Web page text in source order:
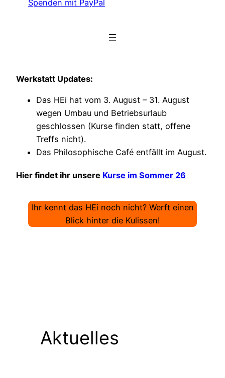
Spenden mit PayPal
Werkstatt Updates:
Das HEi hat vom 3. August – 31. August
wegen Umbau und Betriebsurlaub
geschlossen (Kurse finden statt, offene
Treffs nicht).
Das Philosophische Café entfällt im August.
Hier findet ihr unsere Kurse im Sommer 26
Ihr kennt das HEi noch nicht? Werft einen
Blick hinter die Kulissen!
Aktuelles